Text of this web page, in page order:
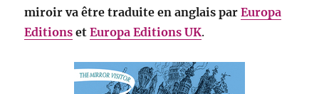
miroir va être traduite en anglais parEuropa
Editions etEuropa Editions UK.